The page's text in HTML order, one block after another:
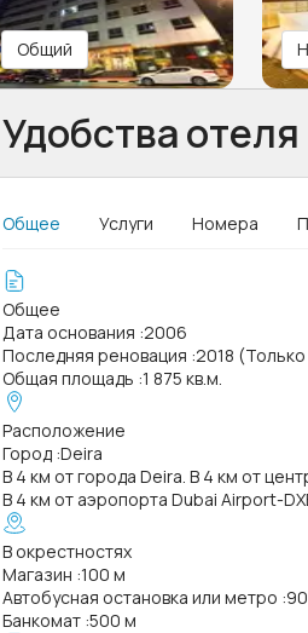
Общий
Удобства отеля
Общее Услуги Номера
Общее
Дата основания :2006
Последняя реновация :2018
Общая площадь :1 875 кв.м.
Расположение
Город :Deira
В 4 км от города Deira. В 4 км от
В 4 км от аэропорта Dubai Airport-
В окрестностях
Магазин :100 м
Автобусная остановка или метро :
Банкомат :500 м